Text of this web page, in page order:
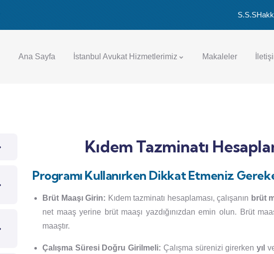
S.S.S
Ana Sayfa İstanbul Avukat Hizmetlerimiz Makaleler
Kıdem Tazminatı
Programı Kullanırken Dikkat Etmeniz
Brüt Maaşı Girin: Kıdem tazminatı hesaplaması, çalışanın brüt
net maaş yerine brüt maaşı yazdığınızdan emin olun. Brüt
maaştır.
Çalışma Süresi Doğru Girilmeli: Çalışma sürenizi girerkenyıl